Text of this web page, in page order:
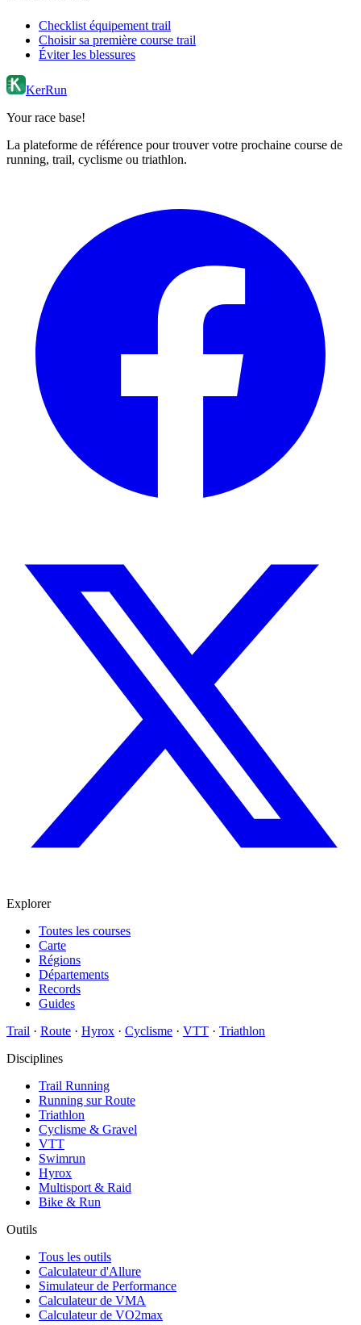
Checklist équipement trail
Choisir sa première course trail
Éviter les blessures
KerRun
Your race base!
La plateforme de référence pour trouver votre prochaine course de
running, trail, cyclisme ou triathlon.
Explorer
Toutes les courses
Carte
Régions
Départements
Records
Guides
Trail · Route · Hyrox · Cyclisme · VTT · Triathlon
Disciplines
Trail Running
Running sur Route
Triathlon
Cyclisme & Gravel
VTT
Swimrun
Hyrox
Multisport & Raid
Bike & Run
Outils
Tous les outils
Calculateur d'Allure
Simulateur de Performance
Calculateur de VMA
Calculateur de VO2max